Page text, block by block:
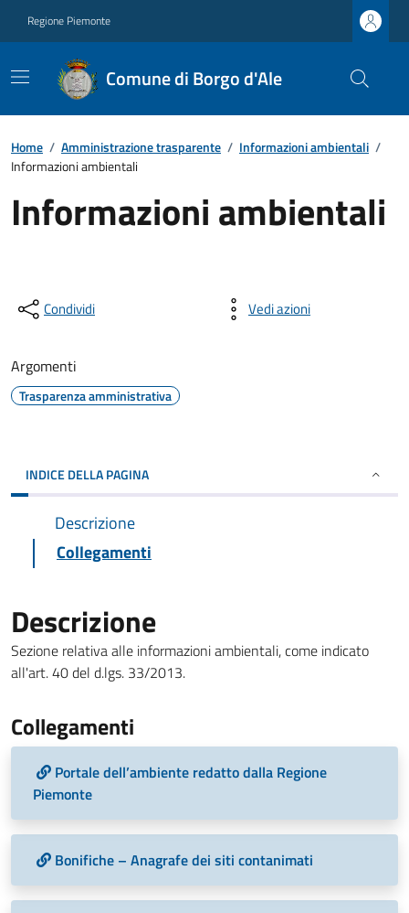
Regione Piemonte
Comune di Borgo d'Ale
Home / Amministrazione trasparente / Informazioni ambientali /
Informazioni ambientali
Informazioni ambientali
Condividi Vedi azioni
Argomenti
Trasparenza amministrativa
INDICE DELLA PAGINA
Descrizione
Collegamenti
Descrizione
Sezione relativa alle informazioni ambientali, come indicato
all'art. 40 del d.lgs. 33/2013.
Collegamenti
Portale dell’ambiente redatto dalla Regione
Piemonte
Bonifiche – Anagrafe dei siti contanimati